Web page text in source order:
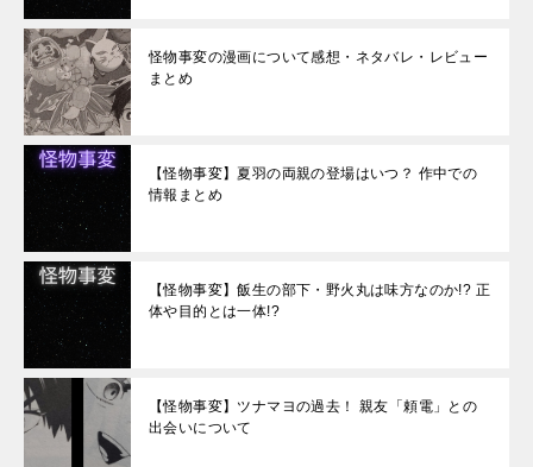
怪物事変の漫画について感想・ネタバレ・レビュー
まとめ
【怪物事変】夏羽の両親の登場はいつ？ 作中での
情報まとめ
【怪物事変】飯生の部下・野火丸は味方なのか!? 正
体や目的とは一体!?
【怪物事変】ツナマヨの過去！ 親友「頼電」との
出会いについて